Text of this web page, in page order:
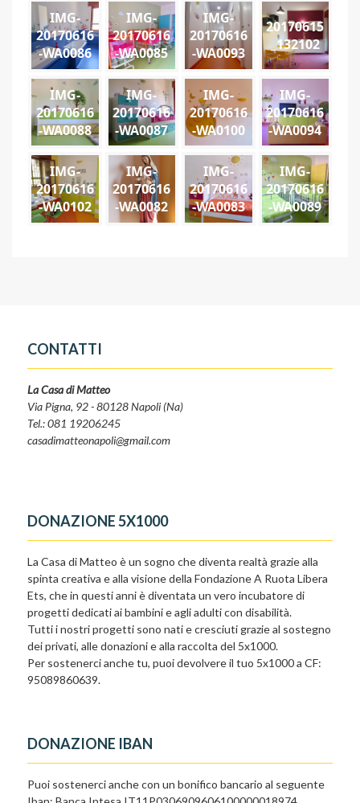
IMG-
20170616
-WA0086
IMG-
20170616
-WA0085
IMG-
20170616
-WA0093
20170615
_132102
IMG-
20170616
-WA0088
IMG-
20170616
-WA0087
IMG-
20170616
-WA0100
IMG-
20170616
-WA0094
IMG-
20170616
-WA0102
IMG-
20170616
-WA0082
IMG-
20170616
-WA0083
IMG-
20170616
-WA0089
CONTATTI
La Casa di Matteo
Via Pigna, 92 - 80128 Napoli (Na)
Tel.: 081 19206245
casadimatteonapoli@gmail.com
DONAZIONE 5X1000
La Casa di Matteo è un sogno che diventa realtà grazie alla
spinta creativa e alla visione della Fondazione A Ruota Libera
Ets, che in questi anni è diventata un vero incubatore di
progetti dedicati ai bambini e agli adulti con disabilità.
Tutti i nostri progetti sono nati e cresciuti grazie al sostegno
dei privati, alle donazioni e alla raccolta del 5x1000.
Per sostenerci anche tu, puoi devolvere il tuo 5x1000 a CF:
95089860639.
DONAZIONE IBAN
Puoi sostenerci anche con un bonifico bancario al seguente